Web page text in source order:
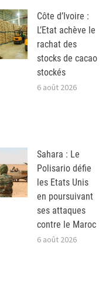
Côte d’Ivoire :
L’Etat achève le
rachat des
stocks de cacao
stockés
6 août 2026
Sahara : Le
Polisario défie
les Etats Unis
en poursuivant
ses attaques
contre le Maroc
6 août 2026